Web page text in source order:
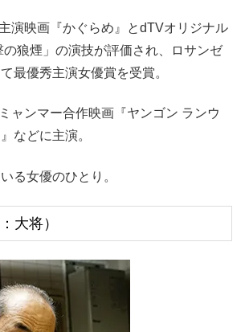
演映画『かぐらめ』とdTVオリジナル
の狼煙」の演技が評価され、ロサンゼ
最優秀主演女優賞を受賞。
ャンマー合作映画『ヤンゴン ランウ
などに主演。
る女優のひとり。
大将）